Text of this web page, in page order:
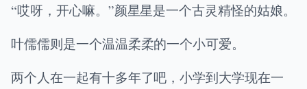
“哎呀，开心嘛。”颜星星是一个古灵精怪的姑娘。
叶儒儒则是一个温温柔柔的一个小可爱。
两个人在一起有十多年了吧，小学到大学现在一